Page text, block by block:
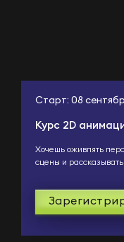
Старт: 08
Курс 2D
Хочешь оживлять
сцены и